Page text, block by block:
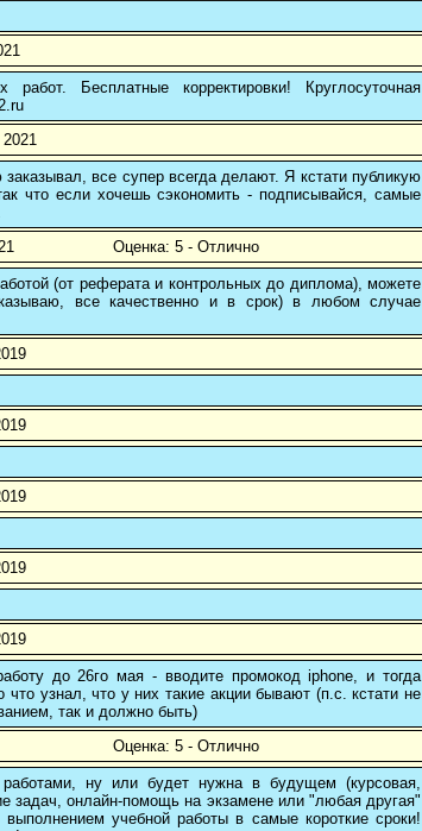
Бесплатные корректировки! Круглосуточная
2021
все супер всегда делают. Я кстати публикую
что если хочешь сэкономить - подписывайся, самые
Оценка: 5 - Отлично
(от реферата и контрольных до диплома), можете
все качественно и в срок) в любом случае
до 26го мая - вводите промокод iphone, и тогда
узнал, что у них такие акции бывают (п.с. кстати не
так и должно быть)
Оценка: 5 - Отлично
ну или будет нужна в будущем (курсовая,
задач, онлайн-помощь на экзамене или "любая другая"
учебной работы в самые короткие сроки!